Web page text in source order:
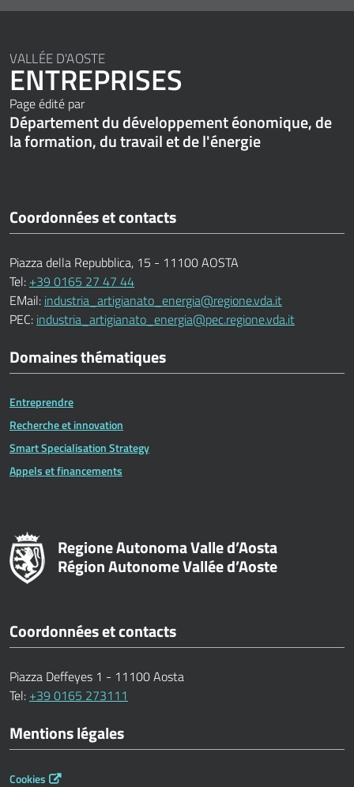
VALLÉE D'AOSTE
ENTREPRISES
Page édité par
Département du développement éonomique, de
la formation, du travail et de l'énergie
Coordonnées et contacts
Piazza della Repubblica, 15 - 11100 AOSTA
Tel: +39 0165 27 47 44
EMail: industria_artigianato_energia@regione.vda.it
PEC: industria_artigianato_energia@pec.regione.vda.it
Domaines thématiques
Entreprendre
Recherche et innovation
Smart Specialisation Strategy
Appels et financements
Regione Autonoma Valle d’Aosta
Région Autonome Vallée d’Aoste
Coordonnées et contacts
Piazza Deffeyes 1 - 11100 Aosta
Tel: +39 0165 273111
Mentions légales
Cookies